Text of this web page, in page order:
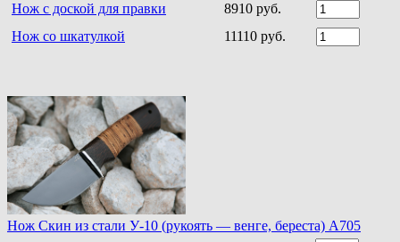
Нож с доской для правки
8910 руб.
Нож со шкатулкой
11110 руб.
Нож Скин из стали У-10 (рукоять — венге, береста) А705